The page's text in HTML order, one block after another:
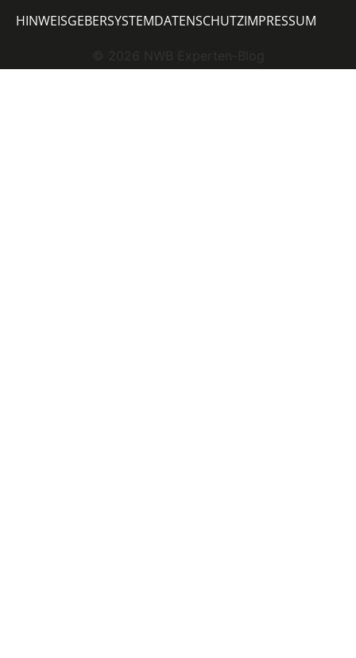
© 2026 NWB Experten-Blog
HINWEISGEBERSYSTEMDATENSCHUTZIMPRESSUM